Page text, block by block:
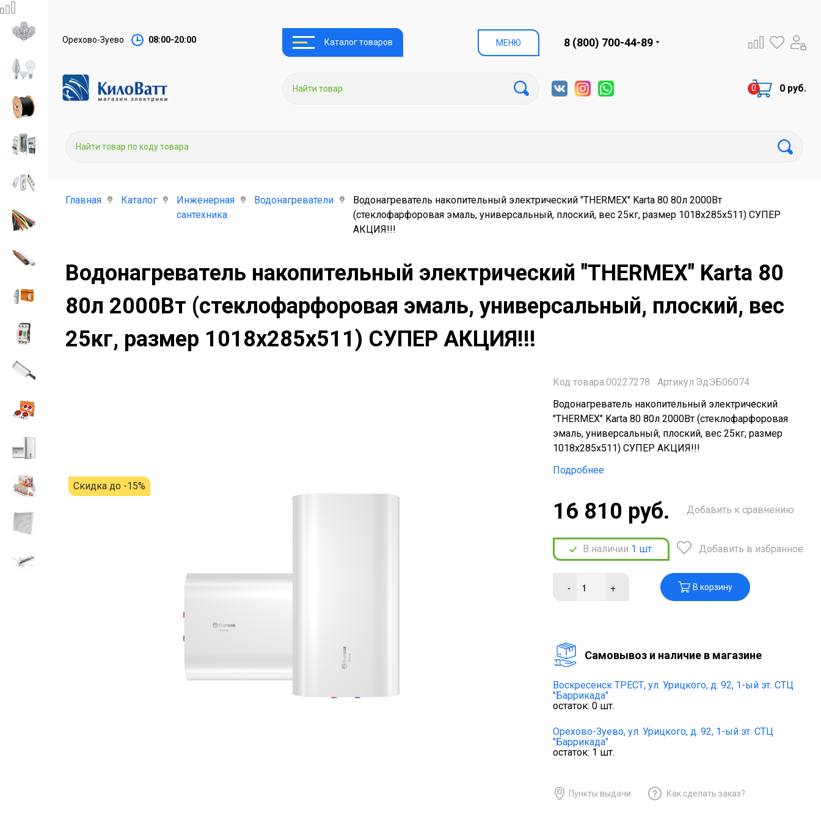
Орехово-Зуево 08:00-20:00 Каталог товаров МЕНЮ 8 (800) 700-44-89
0 руб.
Главная Каталог
Инженерная
сантехника
Водонагреватели
Водонагреватель накопительный электрический "THERMEX" Karta 80 80л 2000Вт
(стеклофарфоровая эмаль, универсальный, плоский, вес 25кг, размер 1018x285x511) СУПЕР
АКЦИЯ!!!
Водонагреватель накопительный электрический "THERMEX" Karta 80
80л 2000Вт (стеклофарфоровая эмаль, универсальный, плоский, вес
25кг, размер 1018x285x511) СУПЕР АКЦИЯ!!!
Скидка до -15%
Код товара:00227278
Артикул:ЭдЭБ06074
Водонагреватель накопительный электрический
"THERMEX" Karta 80 80л 2000Вт (стеклофарфоровая
эмаль, универсальный, плоский, вес 25кг, размер
1018x285x511) СУПЕР АКЦИЯ!!!
Подробнее
16 810 руб.
В наличии 1 шт.
Добавить к сравнению
Добавить в избранное
- + В корзину
Cамовывоз и наличие в магазине
Воскресенск ТРЕСТ, ул. Урицкого, д. 92, 1-ый эт. СТЦ
"Баррикада"
остаток: 0 шт.
Орехово-Зуево, ул. Урицкого, д. 92, 1-ый эт. СТЦ
"Баррикада"
остаток: 1 шт.
Пункты выдачи Как сделать заказ?